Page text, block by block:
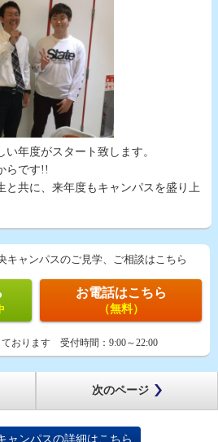
年度がスタート致します。
らです!!
と共に、来年度もキャンパスを盛り上
キャンパスのご見学、ご相談はこちら
お電話はこちら
（無料）
おります 受付時間： 9:00～22:00
次のページ
ャンパスの詳細はこちら